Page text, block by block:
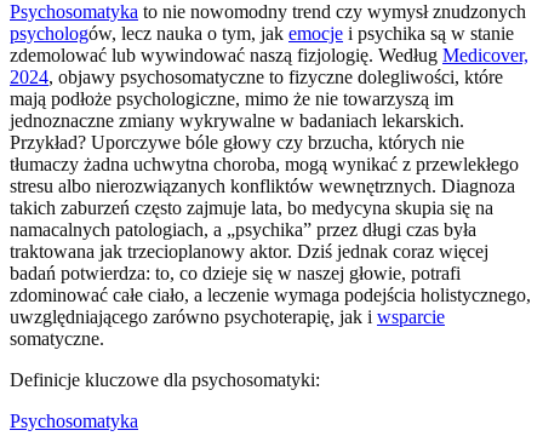
Psychosomatyka to nie nowomodny trend czy wymysł znudzonych
psychologów, lecz nauka o tym, jak emocje i psychika są w stanie
zdemolować lub wywindować naszą fizjologię. Według Medicover,
2024, objawy psychosomatyczne to fizyczne dolegliwości, które
mają podłoże psychologiczne, mimo że nie towarzyszą im
jednoznaczne zmiany wykrywalne w badaniach lekarskich.
Przykład? Uporczywe bóle głowy czy brzucha, których nie
tłumaczy żadna uchwytna choroba, mogą wynikać z przewlekłego
stresu albo nierozwiązanych konfliktów wewnętrznych. Diagnoza
takich zaburzeń często zajmuje lata, bo medycyna skupia się na
namacalnych patologiach, a „psychika” przez długi czas była
traktowana jak trzecioplanowy aktor. Dziś jednak coraz więcej
badań potwierdza: to, co dzieje się w naszej głowie, potrafi
zdominować całe ciało, a leczenie wymaga podejścia holistycznego,
uwzględniającego zarówno psychoterapię, jak i wsparcie
somatyczne.
Definicje kluczowe dla psychosomatyki:
Psychosomatyka